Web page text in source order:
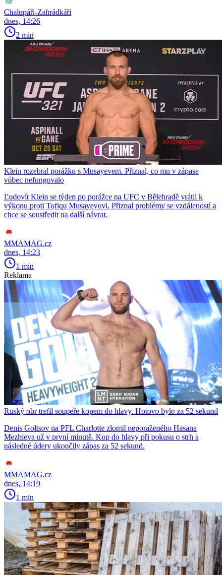
Chalupáři-Zahrádkáři
dnes, 14:26
2 min
Klein rozebral porážku s Musayevem. Přiznal, co mu v zápase
vůbec nefungovalo
Ľudovít Klein se týden po porážce na UFC v Bělehradě vrátil k
výkonu proti Tofiqu Musayevovi. Přiznal problémy se vzdáleností a
chce se soustředit na další návrat.
MMAMAG.cz
dnes, 14:23
1 min
Reklama
Ruský obr trefil soupeře kopem do hlavy. Hotovo bylo za 52 sekund
Denis Goltsov na PFL Charlotte zlomil neporaženého Hasana
Mezhieva už v první minutě. Kop do hlavy při pokusu o strh a
následné údery ukončily zápas za 52 sekund.
MMAMAG.cz
dnes, 14:19
1 min